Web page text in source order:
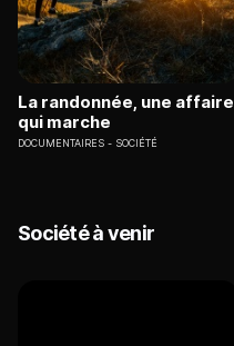
La randonnée, une affaire
qui marche
DOCUMENTAIRES SOCIÉTÉ
Société à venir